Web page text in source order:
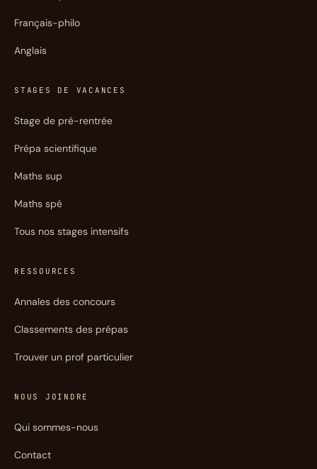
Français-philo
Anglais
STAGES DE VACANCES
Stage de pré-rentrée
Prépa scientifique
Maths sup
Maths spé
Tous nos stages intensifs
RESSOURCES
Annales des concours
Classements des prépas
Trouver un prof particulier
NOUS JOINDRE
Qui sommes-nous
Contact